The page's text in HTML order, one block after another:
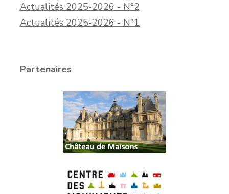
Actualités 2025-2026 - N°2
Actualités 2025-2026 - N°1
Partenaires